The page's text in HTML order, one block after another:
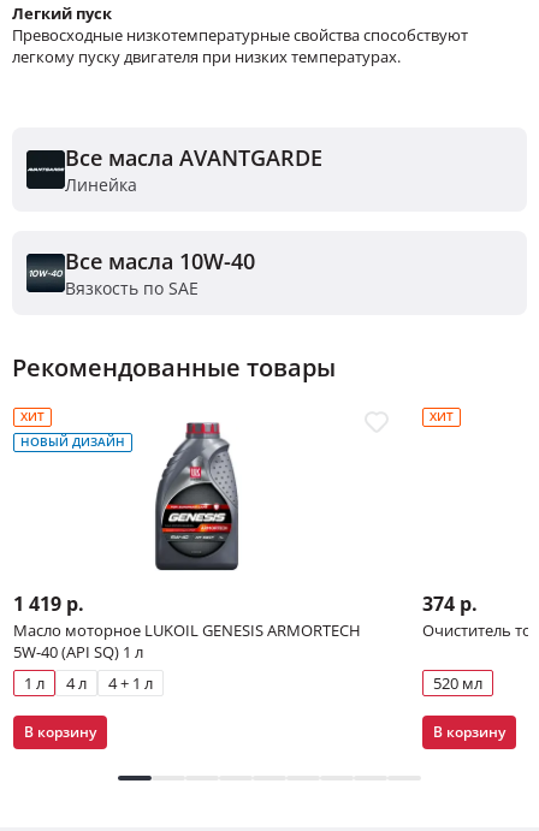
Легкий пуск
Превосходные низкотемпературные свойства способствуют
легкому пуску двигателя при низких температурах.
Все масла AVANTGARDE
Линейка
Все масла 10W-40
Вязкость по SAE
Рекомендованные товары
ХИТ
НОВЫЙ ДИЗАЙН
1 419 р.
Масло моторное LUKOIL GENESIS ARMORTECH
5W-40 (API SQ) 1 л
1 л
4 л 4 + 1 л
В корзину
ХИТ
374 р.
Очиститель
520 мл
В корзину